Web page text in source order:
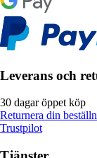
Leverans och
30 dagar öppet köp
Returnera din
Trustpilot